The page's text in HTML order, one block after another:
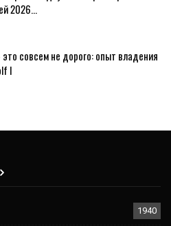
2026…
совсем не дорого: опыт владения
I
1940